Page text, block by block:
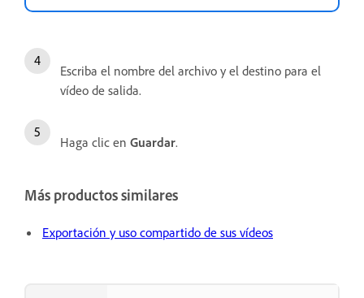
Escriba el nombre del archivo y el destino para el
vídeo de salida.
Haga clic en Guardar.
Más productos similares
Exportación y uso compartido de sus vídeos